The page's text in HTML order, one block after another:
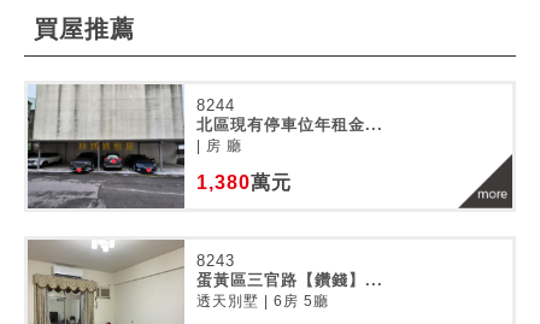
買屋推薦
8244
北區現有停車位年租金...
| 房 廳
1,380萬元
8243
蛋黃區三官路【鑽錢】...
透天別墅 | 6房 5廳